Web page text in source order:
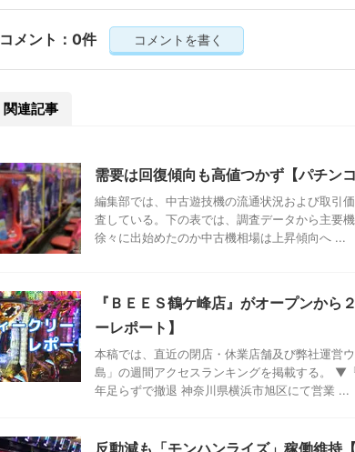
コメント：0件 コメントを書く
関連記事
需要は回復傾向も高値つかず【パチン
編集部では、中古遊技機の流通状況および取引
査している。下の表では、調査データから主要
徐々に出始めたのか中古機相場は上昇傾向へ ...
『ＢＥＥＳ鶴ケ峰店』がオープンから
ーレポート】
本稿では、直近の閉店・休業店舗及び弊社運営
島」の週間アクセスランキングを掲載する。 ▼
年足らずで撤退 神奈川県横浜市旭区にて営業 ...